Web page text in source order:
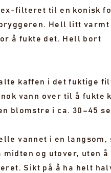
filteret til en konisk
Hell litt varmt
å fukte det. Hell bort
kaffen i det fuktige
vann over til å fukte
blomstre i ca. 30–45
vannet i en
midten og utover, uten å
Sikt på å ha helt